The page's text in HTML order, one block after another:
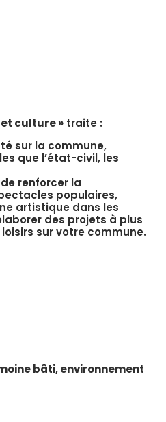
culture » traite :
sur la commune,
que l’état-civil, les
renforcer la
populaires,
artistique dans les
des projets à plus
sur votre commune.
bâti, environnement